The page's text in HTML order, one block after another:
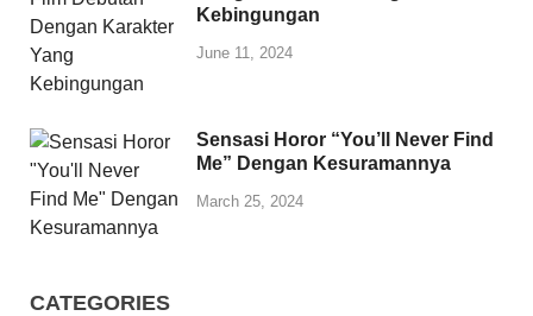
Kebingungan
June 11, 2024
Sensasi Horor “You’ll Never Find
Me” Dengan Kesuramannya
March 25, 2024
CATEGORIES